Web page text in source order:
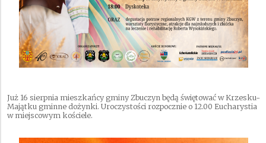
Już 16 sierpnia mieszkańcy gminy Zbuczyn będą świętować w Krzesku-
Majątku gminne dożynki. Uroczystości rozpocznie o 12.00 Eucharystia
w miejscowym kościele.